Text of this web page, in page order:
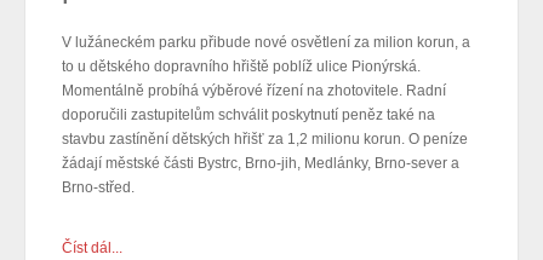
V lužáneckém parku přibude nové osvětlení za milion korun, a
to u dětského dopravního hřiště poblíž ulice Pionýrská.
Momentálně probíhá výběrové řízení na zhotovitele. Radní
doporučili zastupitelům schválit poskytnutí peněz také na
stavbu zastínění dětských hřišť za 1,2 milionu korun. O peníze
žádají městské části Bystrc, Brno-jih, Medlánky, Brno-sever a
Brno-střed.
Číst dál...